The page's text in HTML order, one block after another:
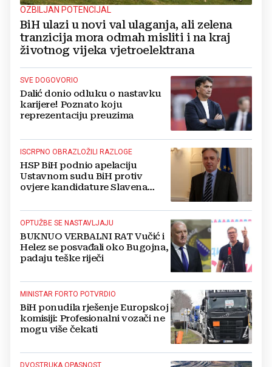
OZBILJAN POTENCIJAL
BiH ulazi u novi val ulaganja, ali zelena
tranzicija mora odmah misliti i na kraj
životnog vijeka vjetroelektrana
SVE DOGOVORIO
Dalić donio odluku o nastavku
karijere! Poznato koju
reprezentaciju preuzima
ISCRPNO OBRAZLOŽILI RAZLOGE
HSP BiH podnio apelaciju
Ustavnom sudu BiH protiv
ovjere kandidature Slavena
OPTUŽBE SE NASTAVLJAJU
BUKNUO VERBALNI RAT Vučić i
Helez se posvađali oko Bugojna,
padaju teške riječi
MINISTAR FORTO POTVRDIO
BiH ponudila rješenje Europskoj
komisiji: Profesionalni vozači ne
mogu više čekati
DVOSTRUKA OPASNOST